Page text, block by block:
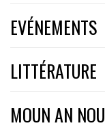
EVÉNEMENTS
LITTÉRATURE
MOUN AN NOU